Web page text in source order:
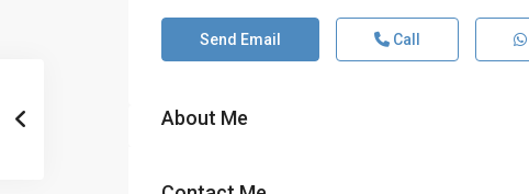
Send Email Call
About Me